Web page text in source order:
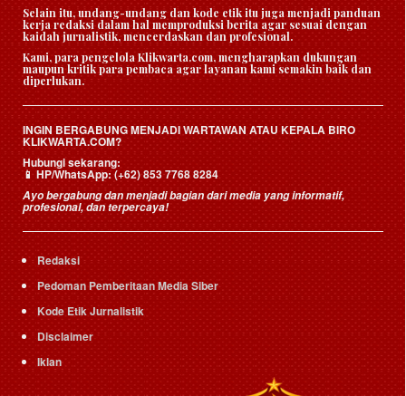
Selain itu, undang-undang dan kode etik itu juga menjadi panduan
kerja redaksi dalam hal memproduksi berita agar sesuai dengan
kaidah jurnalistik, mencerdaskan dan profesional.
Kami, para pengelola Klikwarta.com, mengharapkan dukungan
maupun kritik para pembaca agar layanan kami semakin baik dan
diperlukan.
INGIN BERGABUNG MENJADI WARTAWAN ATAU KEPALA BIRO
KLIKWARTA.COM?
Hubungi sekarang:
📱HP/WhatsApp:(+62) 853 7768 8284
Ayo bergabung dan menjadi bagian dari media yang informatif,
profesional, dan terpercaya!
Redaksi
Pedoman Pemberitaan Media Siber
Kode Etik Jurnalistik
Disclaimer
Iklan